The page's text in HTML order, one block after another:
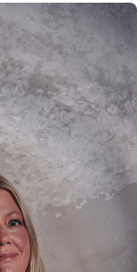
1丁目14-23
ースト 03号室